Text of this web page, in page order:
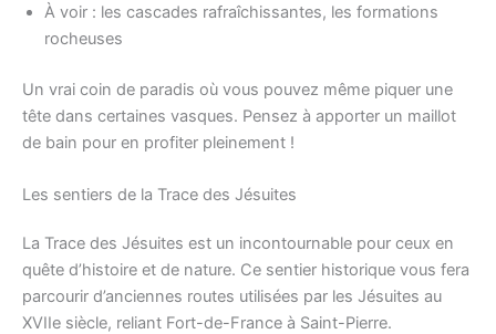
À voir : les cascades rafraîchissantes, les formations
rocheuses
Un vrai coin de paradis où vous pouvez même piquer une
tête dans certaines vasques. Pensez à apporter un maillot
de bain pour en profiter pleinement !
Les sentiers de la Trace des Jésuites
La Trace des Jésuites est un incontournable pour ceux en
quête d’histoire et de nature. Ce sentier historique vous fera
parcourir d’anciennes routes utilisées par les Jésuites au
XVIIe siècle, reliant Fort-de-France à Saint-Pierre.